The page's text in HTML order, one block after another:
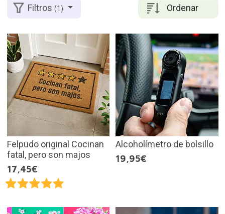
Ordenar
Filtros(1)
Felpudo original Cocinan
fatal, pero son majos
17,45€
Alcoholímetro de bolsillo
19,95€